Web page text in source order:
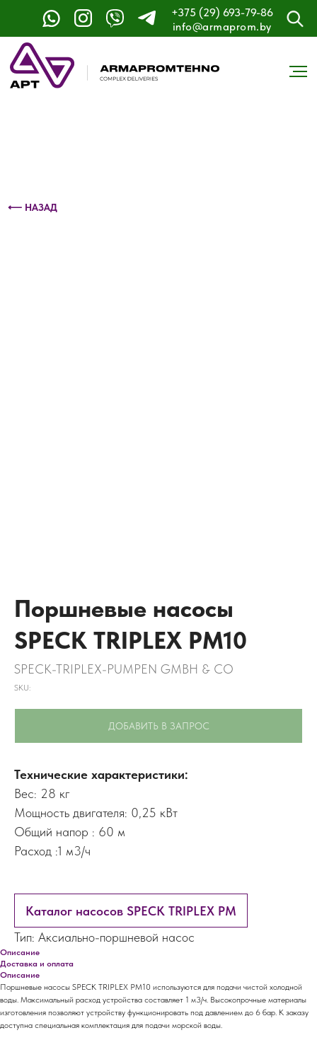
+375 (29) 693-79-86
info@armaprom.by
Контактный телефон: +375 (29) 693-79-86
⟵ НАЗАД
Поршневые насосы
SPECK TRIPLEX PM10
SPECK-TRIPLEX-PUMPEN GMBH & CO
SKU:
ДОБАВИТЬ В ЗАПРОС
Технические характеристики:
Вес: 28 кг
Мощность двигателя: 0,25 кВт
Общий напор : 60 м
Расход :1 м3/ч
Каталог насосов SPECK TRIPLEX PM
Тип: Аксиально-поршневой насос
Описание
Доставка и оплата
Описание
Поршневые насосы SPECK TRIPLEX PM10 используются для подачи чистой холодной
воды. Максимальный расход устройства составляет 1 м3/ч. Высокопрочные материалы
изготовления позволяют устройству функционировать под давлением до 6 бар. К заказу
доступна специальная комплектация для подачи морской воды.